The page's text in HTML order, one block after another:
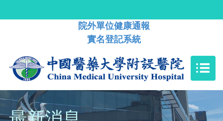
院外單位健康通報
實名登記系統